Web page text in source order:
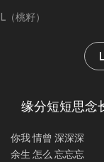
L（桃籽）
缘分短短思念
你我 情曾 深深深
余生 怎么 忘忘忘